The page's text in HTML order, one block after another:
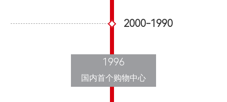
2000-1990
1996
国内首个购物中心